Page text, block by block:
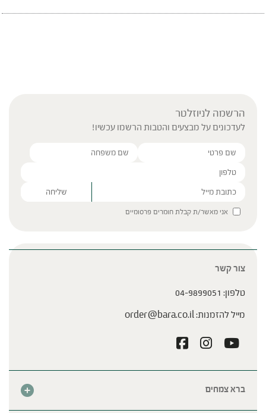
הרשמה לניוזלטר
לעדכונים על מבצעים והטבות הרשמו עכשיו!
Please leave this field empty.
אני מאשר/ת קבלת חומרים פרסומיים
ברא צמחים
צור קשר
טלפון: 04-9899051
מייל להזמנות:order@bara.co.il